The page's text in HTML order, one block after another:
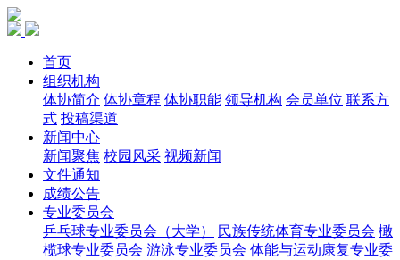
首页
组织机构
体协简介 体协章程 体协职能 领导机构 会员单位 联系方
式 投稿渠道
新闻中心
新闻聚焦 校园风采 视频新闻
文件通知
成绩公告
专业委员会
乒乓球专业委员会（大学）
民族传统体育专业委员会 橄
榄球专业委员会 游泳专业委员会 体能与运动康复专业委